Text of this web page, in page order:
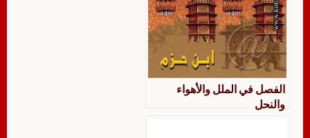
الفصل في الملل والأهواء
والنحل